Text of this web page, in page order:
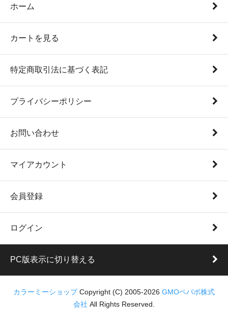
ホーム
カートを見る
特定商取引法に基づく表記
プライバシーポリシー
お問い合わせ
マイアカウント
会員登録
ログイン
PC版表示に切り替える
カラーミーショップ Copyright (C) 2005-2026 GMOペパボ株式
会社 All Rights Reserved.